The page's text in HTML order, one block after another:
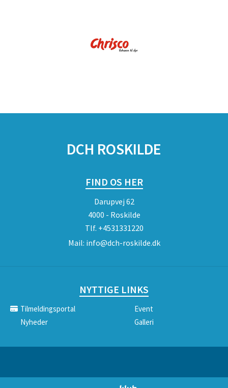
DCH ROSKILDE
FIND OS HER
Darupvej 62
4000 - Roskilde
Tlf. +4531331220
Mail: info@dch-roskilde.dk
NYTTIGE LINKS
Tilmeldingsportal
Event
Nyheder
Galleri